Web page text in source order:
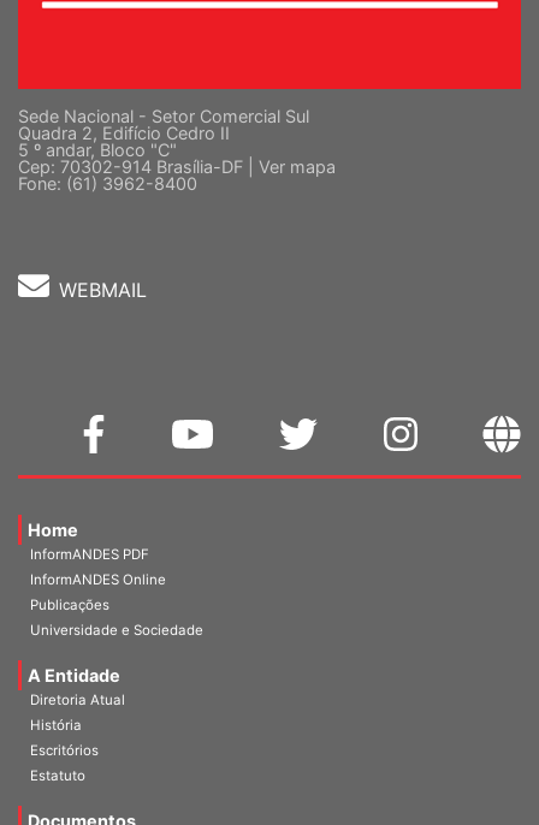
Sede Nacional - Setor Comercial Sul
Quadra 2, Edifício Cedro II
5 º andar, Bloco "C"
Cep: 70302-914 Brasília-DF |
Home
InformANDES PDF
InformANDES Online
Publicações
A Entidade
Diretoria Atual
História
Escritórios